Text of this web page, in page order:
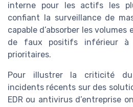
interne pour les actifs les
confiant la surveillance de
capable d’absorber les
de faux positifs inférieur
prioritaires.
Pour illustrer la criticité du
incidents récents sur des
EDR ou antivirus d’entreprise